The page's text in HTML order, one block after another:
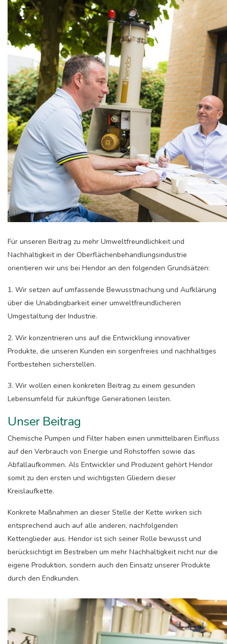
Für unseren Beitrag zu mehr Umweltfreundlichkeit und
Nachhaltigkeit in der Oberflächenbehandlungsindustrie
orientieren wir uns bei Hendor an den folgenden Grundsätzen:
1. Wir setzen auf umfassende Bewusstmachung und Aufklärung
über die Unabdingbarkeit einer umweltfreundlicheren
Umgestaltung der Industrie.
2. Wir konzentrieren uns auf die Entwicklung innovativer
Produkte, die unseren Kunden ein sorgenfreies und nachhaltiges
Fortbestehen sicherstellen.
3. Wir wollen einen konkreten Beitrag zu einem gesunden
Lebensumfeld für zukünftige Generationen leisten.
Unser Beitrag
Chemische Pumpen und Filter haben einen unmittelbaren Einfluss
auf den Verbrauch von Energie und Rohstoffen sowie das
Abfallaufkommen. Als Entwickler und Produzent gehört Hendor
somit zu den ersten und wichtigsten Gliedern dieser
Kreislaufkette.
Konkrete Maßnahmen an dieser Stelle der Kette wirken sich
entsprechend auch auf alle anderen, nachfolgenden
Kettenglieder aus. Hendor ist sich seiner Rolle bewusst und
berücksichtigt im Bestreben um mehr Nachhaltigkeit nicht nur die
eigene Produktion, sondern auch den Einsatz unserer Produkte
durch den Endkunden.